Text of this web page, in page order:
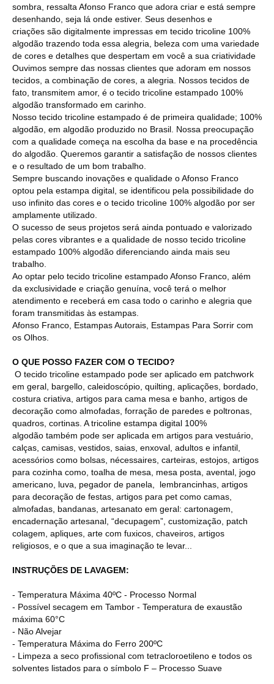
sombra, ressalta Afonso Franco que adora criar e está sempre
desenhando, seja lá onde estiver. Seus desenhos e
criações são digitalmente impressas em tecido tricoline 100%
algodão trazendo toda essa alegria, beleza com uma variedade
de cores e detalhes que despertam em você a sua criatividade
Ouvimos sempre das nossas clientes que adoram em nossos
tecidos, a combinação de cores, a alegria. Nossos tecidos de
fato, transmitem amor, é o tecido tricoline estampado 100%
algodão transformado em carinho.
Nosso tecido tricoline estampado é de primeira qualidade; 100%
algodão, em algodão produzido no Brasil. Nossa preocupação
com a qualidade começa na escolha da base e na procedência
do algodão. Queremos garantir a satisfação de nossos clientes
e o resultado de um bom trabalho.
Sempre buscando inovações e qualidade o Afonso Franco
optou pela estampa digital, se identificou pela possibilidade do
uso infinito das cores e o tecido tricoline 100% algodão por ser
amplamente utilizado.
O sucesso de seus projetos será ainda pontuado e valorizado
pelas cores vibrantes e a qualidade de nosso tecido tricoline
estampado 100% algodão diferenciando ainda mais seu
trabalho.
Ao optar pelo tecido tricoline estampado Afonso Franco, além
da exclusividade e criação genuína, você terá o melhor
atendimento e receberá em casa todo o carinho e alegria que
foram transmitidas às estampas.
Afonso Franco, Estampas Autorais, Estampas Para Sorrir com
os Olhos.
O QUE POSSO FAZER COM O TECIDO?
O tecido tricoline estampado pode ser aplicado em patchwork
em geral, bargello, caleidoscópio, quilting, aplicações, bordado,
costura criativa, artigos para cama mesa e banho, artigos de
decoração como almofadas, forração de paredes e poltronas,
quadros, cortinas. A tricoline estampa digital 100%
algodão também pode ser aplicada em artigos para vestuário,
calças, camisas, vestidos, saias, enxoval, adultos e infantil,
acessórios como bolsas, nécessaires, carteiras, estojos, artigos
para cozinha como, toalha de mesa, mesa posta, avental, jogo
americano, luva, pegador de panela, lembrancinhas, artigos
para decoração de festas, artigos para pet como camas,
almofadas, bandanas, artesanato em geral: cartonagem,
encadernação artesanal, “decupagem”, customização, patch
colagem, apliques, arte com fuxicos, chaveiros, artigos
religiosos, e o que a sua imaginação te levar...
INSTRUÇÕES DE LAVAGEM:
- Temperatura Máxima 40ºC - Processo Normal
- Possível secagem em Tambor - Temperatura de exaustão
máxima 60°C
- Não Alvejar
- Temperatura Máxima do Ferro 200ºC
- Limpeza a seco profissional com tetracloroetileno e todos os
solventes listados para o símbolo F – Processo Suave